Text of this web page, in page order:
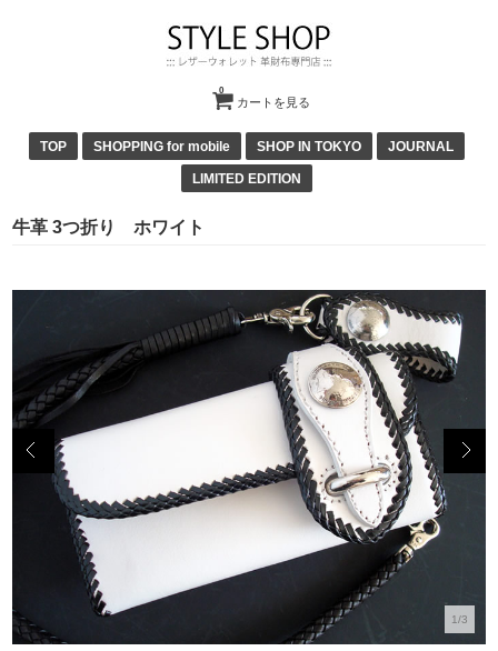
カートを見る
0
TOP SHOPPING for mobile SHOP IN TOKYO JOURNAL
LIMITED EDITION
牛革 3つ折り ホワイト
1/3